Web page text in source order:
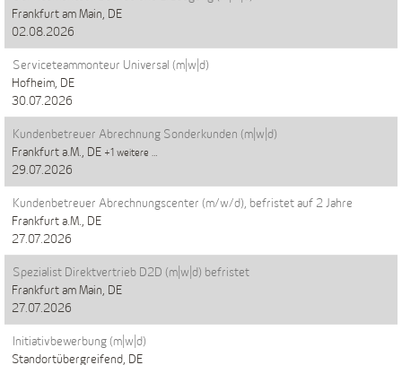
Frankfurt am Main, DE
02.08.2026
Serviceteammonteur Universal (m|w|d)
Hofheim, DE
30.07.2026
Kundenbetreuer Abrechnung Sonderkunden (m|w|d)
Frankfurt a.M., DE +1 weitere …
29.07.2026
Kundenbetreuer Abrechnungscenter (m/w/d), befristet auf 2 Jahre
Frankfurt a.M., DE
27.07.2026
Spezialist Direktvertrieb D2D (m|w|d) befristet
Frankfurt am Main, DE
27.07.2026
Initiativbewerbung (m|w|d)
Standortübergreifend, DE